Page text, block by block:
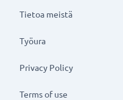
Tietoa meistä
Työura
Privacy Policy
Terms of use